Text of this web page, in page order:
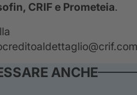
CRIF e Prometeia.
ANCHE